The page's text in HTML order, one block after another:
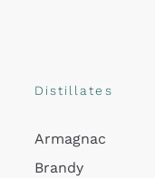
Distillates
Armagnac
Brandy